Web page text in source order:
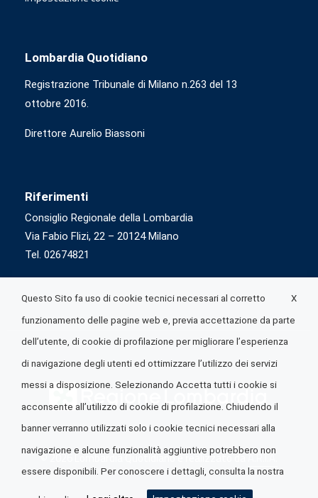
Lombardia Quotidiano
Registrazione Tribunale di Milano n.263 del 13
ottobre 2016.
Direttore Aurelio Biassoni
Riferimenti
Consiglio Regionale della Lombardia
Via Fabio Flizi, 22 – 20124 Milano
Tel. 02674821
© 2026 Lombardia Quotidiano è realizzato daA.R.I.A.
X
Questo Sito fa uso di cookie tecnici necessari al corretto
funzionamento delle pagine web e, previa accettazione da parte
dell’utente, di cookie di profilazione per migliorare l’esperienza
di navigazione degli utenti ed ottimizzare l’utilizzo dei servizi
messi a disposizione. Selezionando Accetta tutti i cookie si
acconsente all’utilizzo di cookie di profilazione. Chiudendo il
banner verranno utilizzati solo i cookie tecnici necessari alla
navigazione e alcune funzionalità aggiuntive potrebbero non
essere disponibili. Per conoscere i dettagli, consulta la nostra